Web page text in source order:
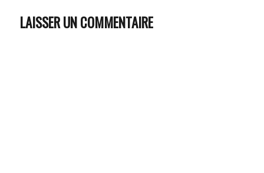
LAISSER UN COMMENTAIRE